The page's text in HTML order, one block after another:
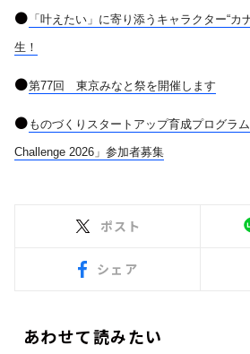
● 「叶えたい」に寄り添うキャラクター“カ
生！
●第77回 東京みなと祭を開催します
● ものづくりスタートアップ育成プログラ
Challenge 2026 」参加者募集
ポスト
シェア
あわせて読みたい